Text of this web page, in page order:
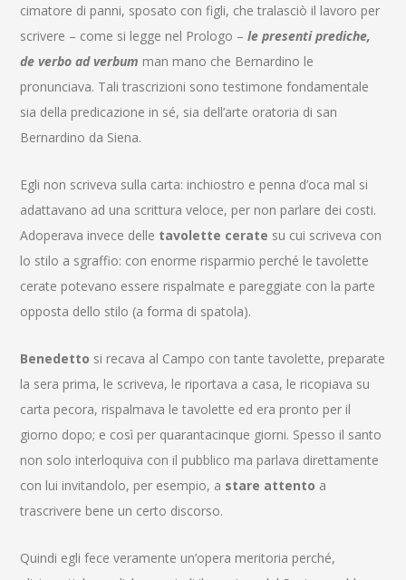
cimatore di panni, sposato con figli, che tralasciò il lavoro per
scrivere – come si legge nel Prologo –le presenti prediche,
de verbo ad verbum man mano che Bernardino le
pronunciava. Tali trascrizioni sono testimone fondamentale
sia della predicazione in sé, sia dell’arte oratoria di san
Bernardino da Siena.
Egli non scriveva sulla carta: inchiostro e penna d’oca mal si
adattavano ad una scrittura veloce, per non parlare dei costi.
Adoperava invece delle tavolette cerate su cui scriveva con
lo stilo a sgraffio: con enorme risparmio perché le tavolette
cerate potevano essere rispalmate e pareggiate con la parte
opposta dello stilo (a forma di spatola).
Benedetto si recava al Campo con tante tavolette, preparate
la sera prima, le scriveva, le riportava a casa, le ricopiava su
carta pecora, rispalmava le tavolette ed era pronto per il
giorno dopo; e così per quarantacinque giorni. Spesso il santo
non solo interloquiva con il pubblico ma parlava direttamente
con lui invitandolo, per esempio, a stare attento a
trascrivere bene un certo discorso.
Quindi egli fece veramente un’opera meritoria perché,